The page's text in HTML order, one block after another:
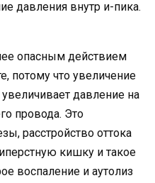
давления внутр и-пика.
опасным действием
потому что увеличение
давление на
провода. Это
расстройство оттока
кишку и такое
воспаление и аутолиз